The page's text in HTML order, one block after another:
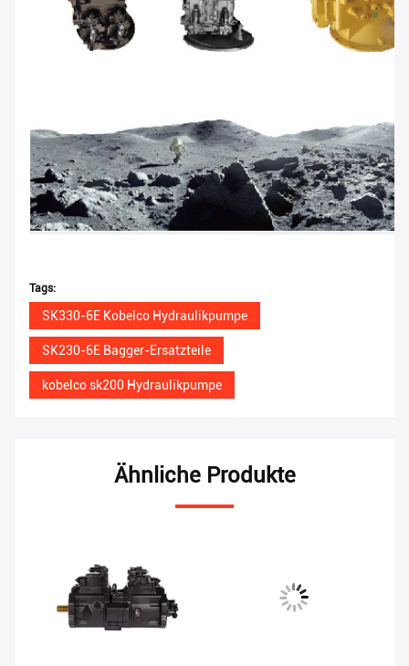
Tags:
SK330-6E Kobelco Hydraulikpumpe
SK230-6E Bagger-Ersatzteile
kobelco sk200 Hydraulikpumpe
Ähnliche Produkte